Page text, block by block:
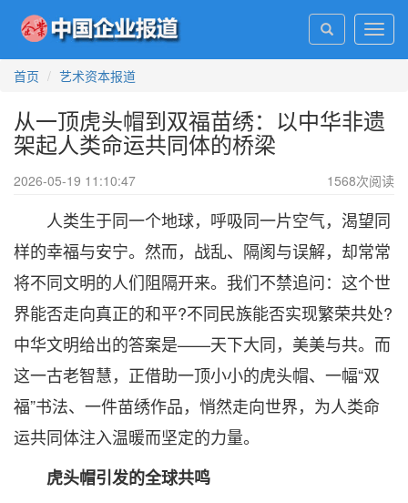
首页
艺术资本报道
从一顶虎头帽到双福苗绣：以中华非遗
架起人类命运共同体的桥梁
2026-05-19 11:10:47 1568次阅读
人类生于同一个地球，呼吸同一片空气，渴望同
样的幸福与安宁。然而，战乱、隔阂与误解，却常常
将不同文明的人们阻隔开来。我们不禁追问：这个世
界能否走向真正的和平?不同民族能否实现繁荣共处?
中华文明给出的答案是——天下大同，美美与共。而
这一古老智慧，正借助一顶小小的虎头帽、一幅“双
福”书法、一件苗绣作品，悄然走向世界，为人类命
运共同体注入温暖而坚定的力量。
虎头帽引发的全球共鸣